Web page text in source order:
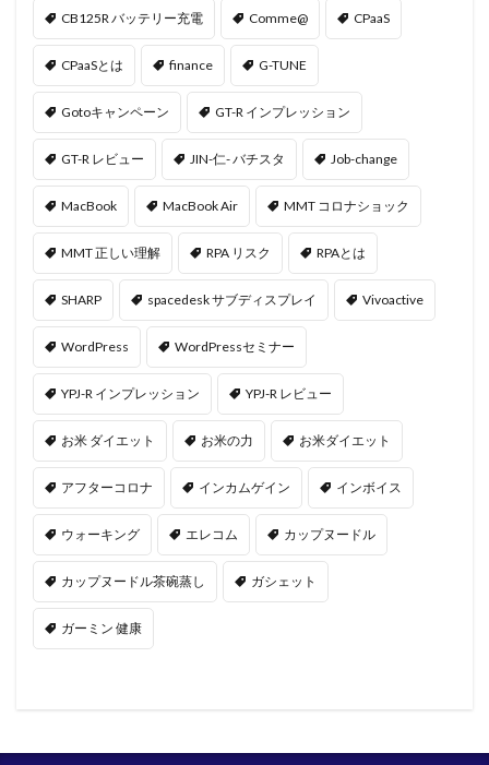
CB125R バッテリー充電 Comme@ CPaaS
CPaaSとは finance G-TUNE
Gotoキャンペーン GT-R インプレッション
GT-R レビュー JIN-仁- バチスタ Job-change
MacBook MacBook Air MMT コロナショック
MMT 正しい理解 RPA リスク RPAとは
SHARP spacedesk サブディスプレイ Vivoactive
WordPress WordPressセミナー
YPJ-R インプレッション YPJ-R レビュー
お米 ダイエット お米の力 お米ダイエット
アフターコロナ インカムゲイン インボイス
ウォーキング エレコム カップヌードル
カップヌードル茶碗蒸し ガシェット
ガーミン 健康